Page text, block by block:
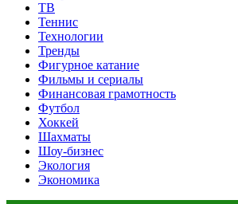
ТВ
Теннис
Технологии
Тренды
Фигурное катание
Фильмы и сериалы
Финансовая грамотность
Футбол
Хоккей
Шахматы
Шоу-бизнес
Экология
Экономика